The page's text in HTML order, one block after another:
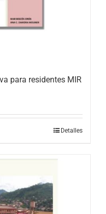
para residentes MIR
Detalles